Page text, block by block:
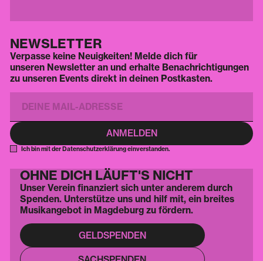
NEWSLETTER
Verpasse keine Neuigkeiten! Melde dich für
unseren Newsletter an und erhalte Benachrichtigungen
zu unseren Events direkt in deinen Postkasten.
Ich bin mit der Datenschutzerklärung einverstanden.
OHNE DICH LÄUFT'S NICHT
Unser Verein finanziert sich unter anderem durch
Spenden. Unterstütze uns und hilf mit, ein breites
Musikangebot in Magdeburg zu fördern.
GELDSPENDEN